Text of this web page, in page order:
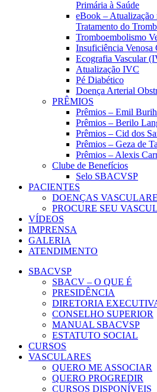
Primária à Saúde
eBook – Atualização
Tratamento do
Tromboembolismo
Insuficiência
Ecografia Vascular
Atualização IVC
Pé Diabético
Doença Arterial
PRÊMIOS
Prêmios – Emil
Prêmios – Berilo
Prêmios – Cid dos
Prêmios – Geza de
Prêmios – Alexis
Clube de Benefícios
Selo SBACVSP
PACIENTES
DOENÇAS
PROCURE SEU
VÍDEOS
IMPRENSA
GALERIA
ATENDIMENTO
SBACVSP
SBACV – O QUE É
PRESIDÊNCIA
DIRETORIA
CONSELHO SUPERIOR
MANUAL SBACVSP
ESTATUTO SOCIAL
CURSOS
VASCULARES
QUERO ME ASSOCIAR
QUERO PROGREDIR
CURSOS DISPONÍVEIS